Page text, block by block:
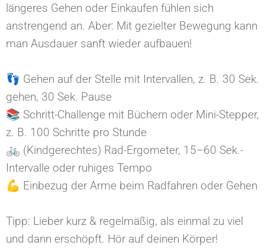
längeres Gehen oder Einkaufen fühlen sich
anstrengend an. Aber: Mit gezielter Bewegung kann
man Ausdauer sanft wieder aufbauen!⁠
👣 Gehen auf der Stelle mit Intervallen, z. B. 30 Sek.
gehen, 30 Sek. Pause⁠
📚 Schritt-Challenge mit Büchern oder Mini-Stepper,
z. B. 100 Schritte pro Stunde⁠
🚲 (Kindgerechtes) Rad-Ergometer, 15–60 Sek.-
Intervalle oder ruhiges Tempo⁠
💪 Einbezug der Arme beim Radfahren oder Gehen⁠
Tipp: Lieber kurz & regelmäßig, als einmal zu viel
und dann erschöpft. Hör auf deinen Körper!